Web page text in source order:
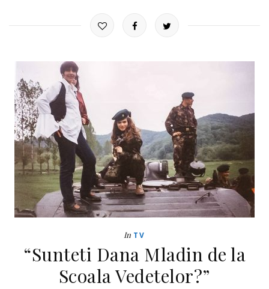
In TV
“Sunteti Dana Mladin de la
Scoala Vedetelor?”